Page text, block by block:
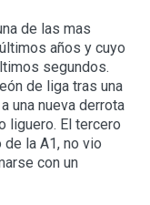
de las mas
años y cuyo
segundos.
de liga tras una
una nueva derrota
liguero. El tercero
la A1, no vio
con un